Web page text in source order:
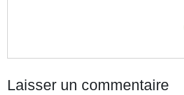
Laisser un commentaire